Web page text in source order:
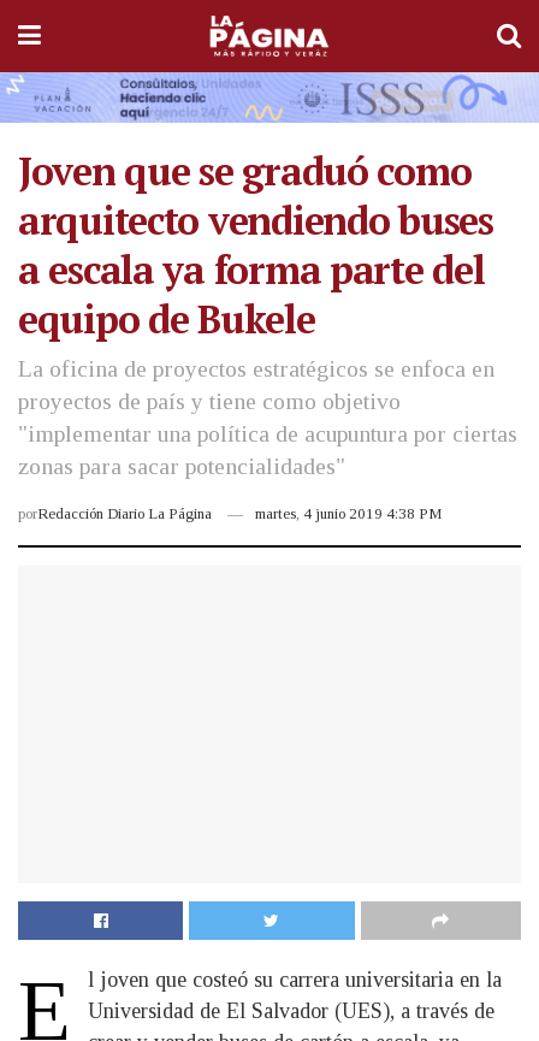
Joven que se graduó como
arquitecto vendiendo buses
a escala ya forma parte del
equipo de Bukele
La oficina de proyectos estratégicos se enfoca en
proyectos de país y tiene como objetivo
"implementar una política de acupuntura por ciertas
zonas para sacar potencialidades"
porRedacción Diario La Página martes, 4 junio 2019 4:38 PM
E
l joven que costeó su carrera universitaria en la
Universidad de El Salvador (UES), a través de